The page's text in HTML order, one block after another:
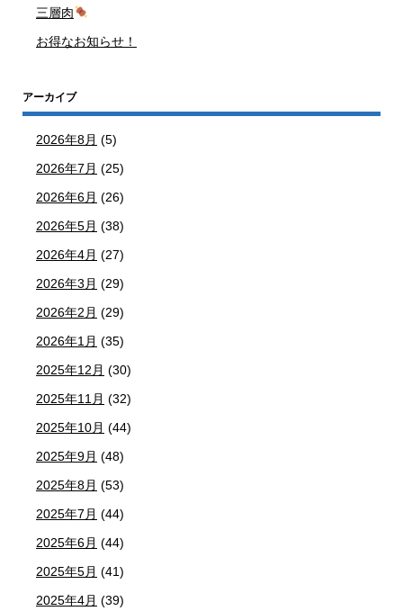
三層肉
お得なお知らせ！
アーカイブ
2026年8月 (5)
2026年7月 (25)
2026年6月 (26)
2026年5月 (38)
2026年4月 (27)
2026年3月 (29)
2026年2月 (29)
2026年1月 (35)
2025年12月 (30)
2025年11月 (32)
2025年10月 (44)
2025年9月 (48)
2025年8月 (53)
2025年7月 (44)
2025年6月 (44)
2025年5月 (41)
2025年4月 (39)